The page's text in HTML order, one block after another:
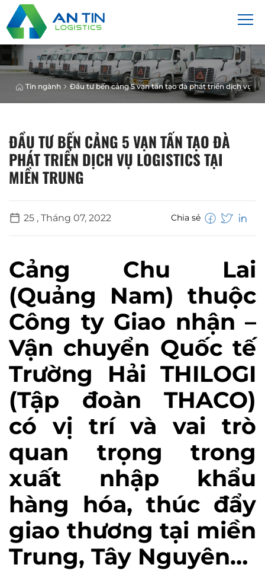
Tin ngành Đầu tư bến cảng 5 vạn tấn tạo đà phát triển dịch vụ
ĐẦU TƯ BẾN CẢNG 5 VẠN TẤN TẠO ĐÀ
PHÁT TRIỂN DỊCH VỤ LOGISTICS TẠI
MIỀN TRUNG
25 , Tháng 07, 2022 Chia sẻ
Cảng Chu Lai
(Quảng Nam) thuộc
Công ty Giao nhận –
Vận chuyển Quốc tế
Trường Hải THILOGI
(Tập đoàn THACO)
có vị trí và vai trò
quan trọng trong
xuất nhập khẩu
hàng hóa, thúc đẩy
giao thương tại miền
Trung, Tây Nguyên…